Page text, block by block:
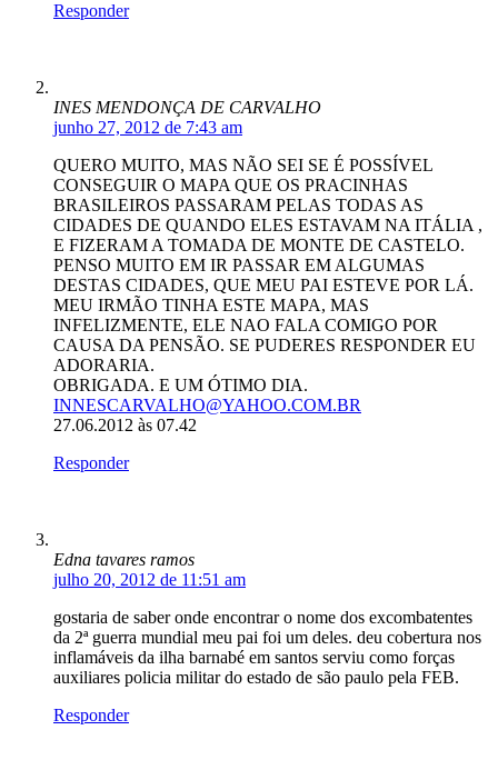
Responder
INES MENDONÇA DE CARVALHO
junho 27, 2012 de 7:43 am
QUERO MUITO, MAS NÃO SEI SE É POSSÍVEL
CONSEGUIR O MAPA QUE OS PRACINHAS
BRASILEIROS PASSARAM PELAS TODAS AS
CIDADES DE QUANDO ELES ESTAVAM NA ITÁLIA ,
E FIZERAM A TOMADA DE MONTE DE CASTELO.
PENSO MUITO EM IR PASSAR EM ALGUMAS
DESTAS CIDADES, QUE MEU PAI ESTEVE POR LÁ.
MEU IRMÃO TINHA ESTE MAPA, MAS
INFELIZMENTE, ELE NAO FALA COMIGO POR
CAUSA DA PENSÃO. SE PUDERES RESPONDER EU
ADORARIA.
OBRIGADA. E UM ÓTIMO DIA.
INNESCARVALHO@YAHOO.COM.BR
27.06.2012 às 07.42
Responder
Edna tavares ramos
julho 20, 2012 de 11:51 am
gostaria de saber onde encontrar o nome dos excombatentes
da 2ª guerra mundial meu pai foi um deles. deu cobertura nos
inflamáveis da ilha barnabé em santos serviu como forças
auxiliares policia militar do estado de são paulo pela FEB.
Responder